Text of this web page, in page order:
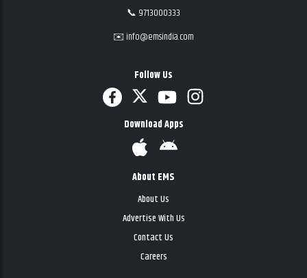
📞 9713000333
✉️ info@emsindia.com
Follow Us
Download Apps
About EMS
About Us
Advertise With Us
Contact Us
Careers